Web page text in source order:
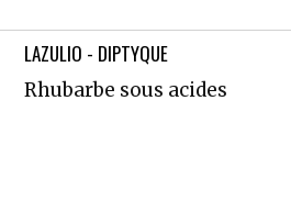
LAZULIO - DIPTYQUE
Rhubarbe sous acides